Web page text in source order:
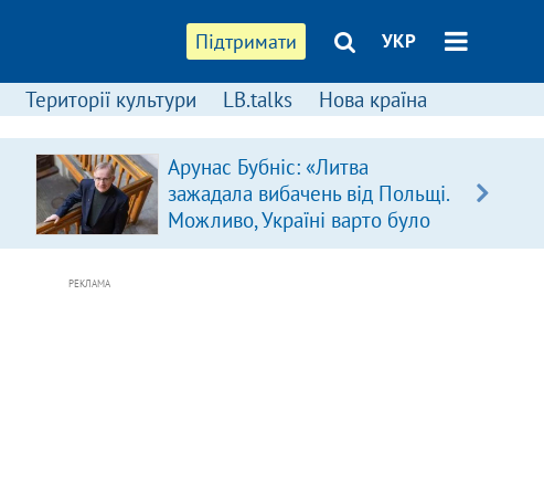
Підтримати УКР
Території культури LB.talks Нова країна
Арунас Бубніс: «Литва
зажадала вибачень від Польщі.
Можливо, Україні варто було
зробити так само»
РЕКЛАМА